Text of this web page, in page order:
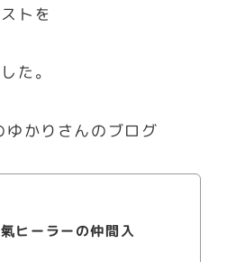
トを
た。
ゆかりさんのブログ
氣ヒーラーの仲間入